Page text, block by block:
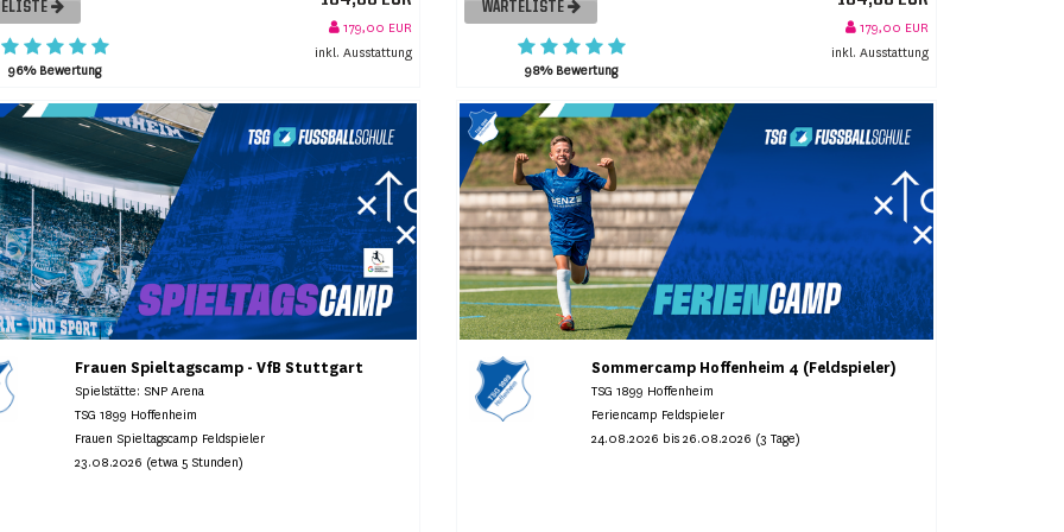
96% Bewertung
179,00 EUR
inkl. Ausstattung
WARTELISTE
98% Bewertung
179,00 EUR
inkl. Ausstattung
Frauen Spieltagscamp - VfB Stuttgart
Spielstätte: SNP Arena
TSG 1899 Hoffenheim
Frauen Spieltagscamp Feldspieler
23.08.2026 (etwa 5 Stunden)
Sommercamp Hoffenheim 4 (Feldspieler)
TSG 1899 Hoffenheim
Feriencamp Feldspieler
24.08.2026 bis 26.08.2026 (3 Tage)